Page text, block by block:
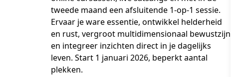
tweede maand een afsluitende 1-op-1 sessie.
Ervaar je ware essentie, ontwikkel helderheid
en rust, vergroot multidimensionaal bewustzijn
en integreer inzichten direct in je dagelijks
leven. Start 1 januari 2026, beperkt aantal
plekken.